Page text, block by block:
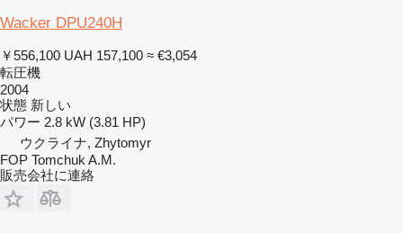
Wacker DPU240H
￥556,100 UAH 157,100 ≈ €3,054
転圧機
2004
状態 新しい
パワー 2.8 kW (3.81 HP)
ウクライナ, Zhytomyr
FOP Tomchuk A.M.
販売会社に連絡